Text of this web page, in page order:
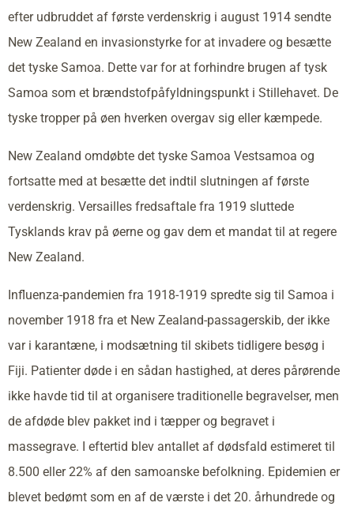
efter udbruddet af første verdenskrig i august 1914 sendte
New Zealand en invasionstyrke for at invadere og besætte
det tyske Samoa. Dette var for at forhindre brugen af tysk
Samoa som et brændstofpåfyldningspunkt i Stillehavet. De
tyske tropper på øen hverken overgav sig eller kæmpede.
New Zealand omdøbte det tyske Samoa Vestsamoa og
fortsatte med at besætte det indtil slutningen af første
verdenskrig. Versailles fredsaftale fra 1919 sluttede
Tysklands krav på øerne og gav dem et mandat til at regere
New Zealand.
Influenza-pandemien fra 1918-1919 spredte sig til Samoa i
november 1918 fra et New Zealand-passagerskib, der ikke
var i karantæne, i modsætning til skibets tidligere besøg i
Fiji. Patienter døde i en sådan hastighed, at deres pårørende
ikke havde tid til at organisere traditionelle begravelser, men
de afdøde blev pakket ind i tæpper og begravet i
massegrave. I eftertid blev antallet af dødsfald estimeret til
8.500 eller 22% af den samoanske befolkning. Epidemien er
blevet bedømt som en af de værste i det 20. århundrede og